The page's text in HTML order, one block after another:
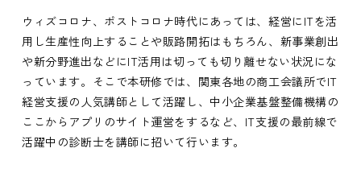
ウィズコロナ、ポストコロナ時代にあっては、経営にITを活
用し生産性向上することや販路開拓はもちろん、新事業創出
や新分野進出などにIT活用は切っても切り離せない状況にな
っています。そこで本研修では、関東各地の商工会議所でIT
経営支援の人気講師として活躍し、中小企業基盤整備機構の
ここからアプリのサイト運営をするなど、IT支援の最前線で
活躍中の診断士を講師に招いて行います。